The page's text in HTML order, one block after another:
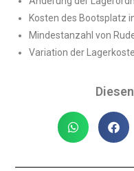
Kosten des Bootsplatz
Mindestanzahl von
Variation der